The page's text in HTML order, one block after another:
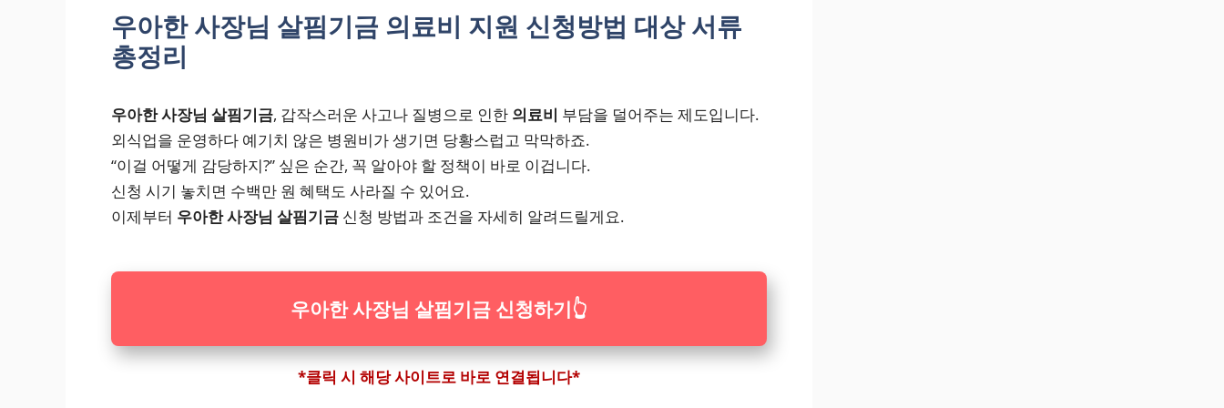
우아한 사장님 살핌기금 의료비 지원 신청방법 대상 서류
총정리
우아한 사장님 살핌기금, 갑작스러운 사고나 질병으로 인한 의료비 부담을 덜어주는 제도입니다.
외식업을 운영하다 예기치 않은 병원비가 생기면 당황스럽고 막막하죠.
“이걸 어떻게 감당하지?” 싶은 순간, 꼭 알아야 할 정책이 바로 이겁니다.
신청 시기 놓치면 수백만 원 혜택도 사라질 수 있어요.
이제부터 우아한 사장님 살핌기금 신청 방법과 조건을 자세히 알려드릴게요.
우아한 사장님 살핌기금 신청하기👆
*클릭 시 해당 사이트로 바로 연결됩니다*